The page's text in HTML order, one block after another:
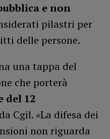
e non
pilastri per
delle persone.
una tappa del
che porterà
del 12
Cgil. «La difesa dei
non riguarda